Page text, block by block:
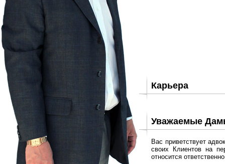
Карьера
Уважаемые
Вас приветствует
своих Клиентов на
относится